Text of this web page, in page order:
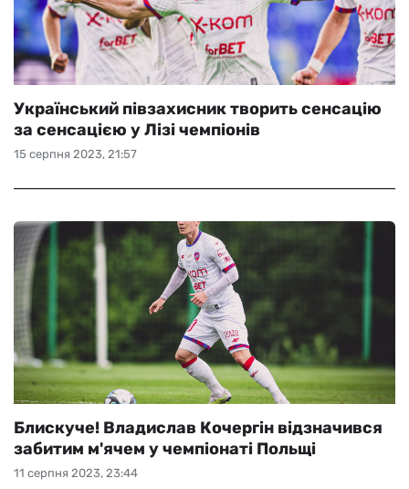
15 серпня 2023, 21:57
Український півзахисник творить сенсацію
за сенсацією у Лізі чемпіонів
11 серпня 2023, 23:44
Блискуче! Владислав Кочергін відзначився
забитим м'ячем у чемпіонаті Польщі